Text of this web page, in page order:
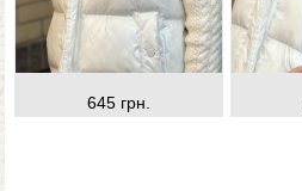
645 грн.